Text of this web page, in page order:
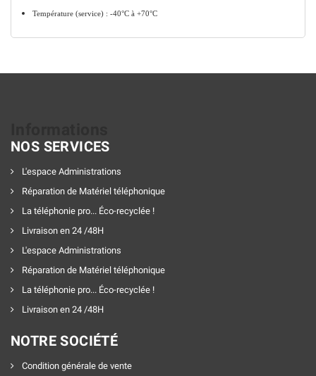
Température (service) : -40°C à +70°C
NOS SERVICES
L'espace Administrations
Réparation de Matériel téléphonique
La téléphonie pro... Éco-recyclée !
Livraison en 24 /48H
L'espace Administrations
Réparation de Matériel téléphonique
La téléphonie pro... Éco-recyclée !
Livraison en 24 /48H
NOTRE SOCIÉTÉ
Condition générale de vente